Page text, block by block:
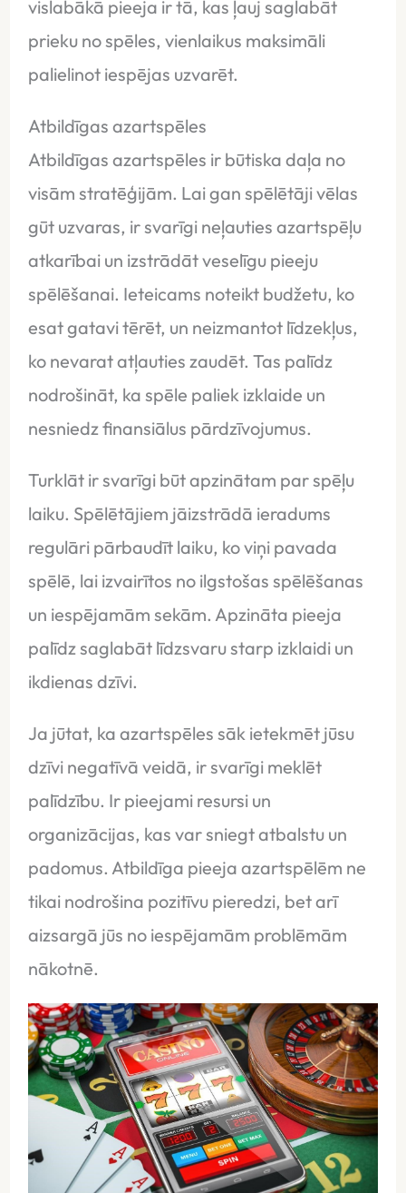
vislabākā pieeja ir tā, kas ļauj saglabāt
prieku no spēles, vienlaikus maksimāli
palielinot iespējas uzvarēt.
Atbildīgas azartspēles
Atbildīgas azartspēles ir būtiska daļa no
visām stratēģijām. Lai gan spēlētāji vēlas
gūt uzvaras, ir svarīgi neļauties azartspēļu
atkarībai un izstrādāt veselīgu pieeju
spēlēšanai. Ieteicams noteikt budžetu, ko
esat gatavi tērēt, un neizmantot līdzekļus,
ko nevarat atļauties zaudēt. Tas palīdz
nodrošināt, ka spēle paliek izklaide un
nesniedz finansiālus pārdzīvojumus.
Turklāt ir svarīgi būt apzinātam par spēļu
laiku. Spēlētājiem jāizstrādā ieradums
regulāri pārbaudīt laiku, ko viņi pavada
spēlē, lai izvairītos no ilgstošas spēlēšanas
un iespējamām sekām. Apzināta pieeja
palīdz saglabāt līdzsvaru starp izklaidi un
ikdienas dzīvi.
Ja jūtat, ka azartspēles sāk ietekmēt jūsu
dzīvi negatīvā veidā, ir svarīgi meklēt
palīdzību. Ir pieejami resursi un
organizācijas, kas var sniegt atbalstu un
padomus. Atbildīga pieeja azartspēlēm ne
tikai nodrošina pozitīvu pieredzi, bet arī
aizsargā jūs no iespējamām problēmām
nākotnē.